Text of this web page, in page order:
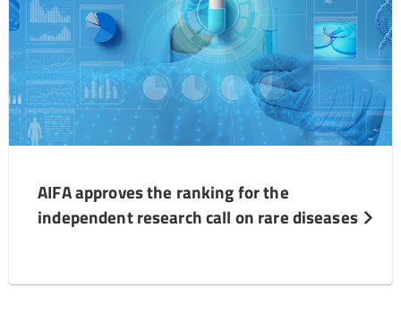
AIFA approves the ranking for the
independent research call on rare diseases